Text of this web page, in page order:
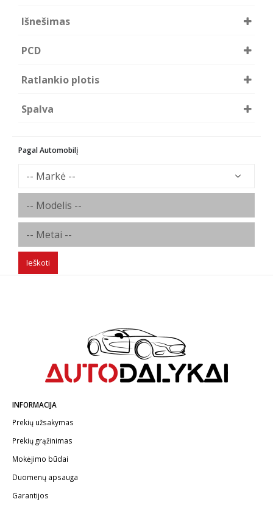
73.10
Išnešimas
42
PCD
5x114.3
Ratlankio plotis
Spalva
GM
HB/lm
Pagal Automobilį
Ieškoti
INFORMACIJA
Prekių užsakymas
Prekių grąžinimas
Mokėjimo būdai
Duomenų apsauga
Garantijos